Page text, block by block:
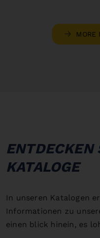
MORE
ENTDECKEN
KATALOGE
In unseren Katalogen
Informationen zu
einen blick hinein, es